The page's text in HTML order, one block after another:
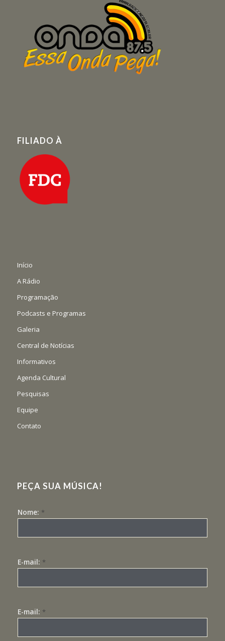
FILIADO À
Início
A Rádio
Programação
Podcasts e Programas
Galeria
Central de Notícias
Informativos
Agenda Cultural
Pesquisas
Equipe
Contato
PEÇA SUA MÚSICA!
Nome: *
E-mail: *
E-mail: *